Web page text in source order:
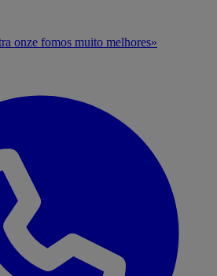
onze fomos muito melhores»